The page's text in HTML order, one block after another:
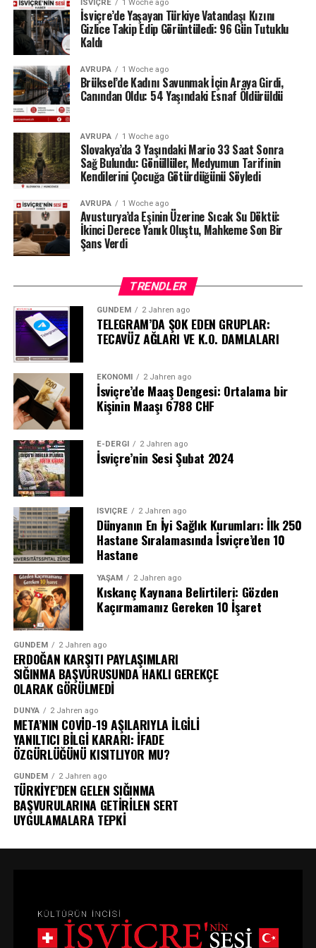
belgelerinin şeffaf olduğunu, İçişleri Bakanlığı
tarafından da düzenli olarak denetlendiğini hatırlattı.
Milyonlarca liralık para transferleri ve şoförün iddiaları
üzerinden derinleşen soruşturmada gözler, yargı
makamlarının atacağı bir sonraki adıma çevrilmiş
durumda.#ahbap #sondakika
İSVIÇRE 1 Woche ago
İsviçre’de Yaşayan Türkiye Vatandaşı Kızını
Gizlice Takip Edip Görüntüledi: 96 Gün Tutuklu
Kaldı
AVRUPA 1 Woche ago
Brüksel’de Kadını Savunmak İçin Araya Girdi,
Canından Oldu: 54 Yaşındaki Esnaf Öldürüldü
AVRUPA 1 Woche ago
Slovakya’da 3 Yaşındaki Mario 33 Saat Sonra
Sağ Bulundu: Gönüllüler, Medyumun Tarifinin
Kendilerini Çocuğa Götürdüğünü Söyledi
AVRUPA 1 Woche ago
Avusturya’da Eşinin Üzerine Sıcak Su Döktü:
İkinci Derece Yanık Oluştu, Mahkeme Son Bir
Şans Verdi
TRENDLER
GÜNDEM 2 Jahren ago
TELEGRAM’DA ŞOK EDEN GRUPLAR:
TECAVÜZ AĞLARI VE K.O. DAMLALARI
EKONOMI 2 Jahren ago
İsviçre’de Maaş Dengesi: Ortalama bir
Kişinin Maaşı 6788 CHF
E-DERGI 2 Jahren ago
İsviçre’nin Sesi Şubat 2024
İSVIÇRE 2 Jahren ago
Dünyanın En İyi Sağlık Kurumları: İlk 250
Hastane Sıralamasında İsviçre’den 10
Hastane
YAŞAM 2 Jahren ago
Kıskanç Kaynana Belirtileri: Gözden
Kaçırmamanız Gereken 10 İşaret
GÜNDEM 2 Jahren ago
ERDOĞAN KARŞITI PAYLAŞIMLARI
SIĞINMA BAŞVURUSUNDA HAKLI GEREKÇE
OLARAK GÖRÜLMEDİ
DÜNYA 2 Jahren ago
META’NIN COVİD-19 AŞILARIYLA İLGİLİ
YANILTICI BİLGİ KARARI: İFADE
ÖZGÜRLÜĞÜNÜ KISITLIYOR MU?
GÜNDEM 2 Jahren ago
TÜRKİYE’DEN GELEN SIĞINMA
BAŞVURULARINA GETİRİLEN SERT
UYGULAMALARA TEPKİ